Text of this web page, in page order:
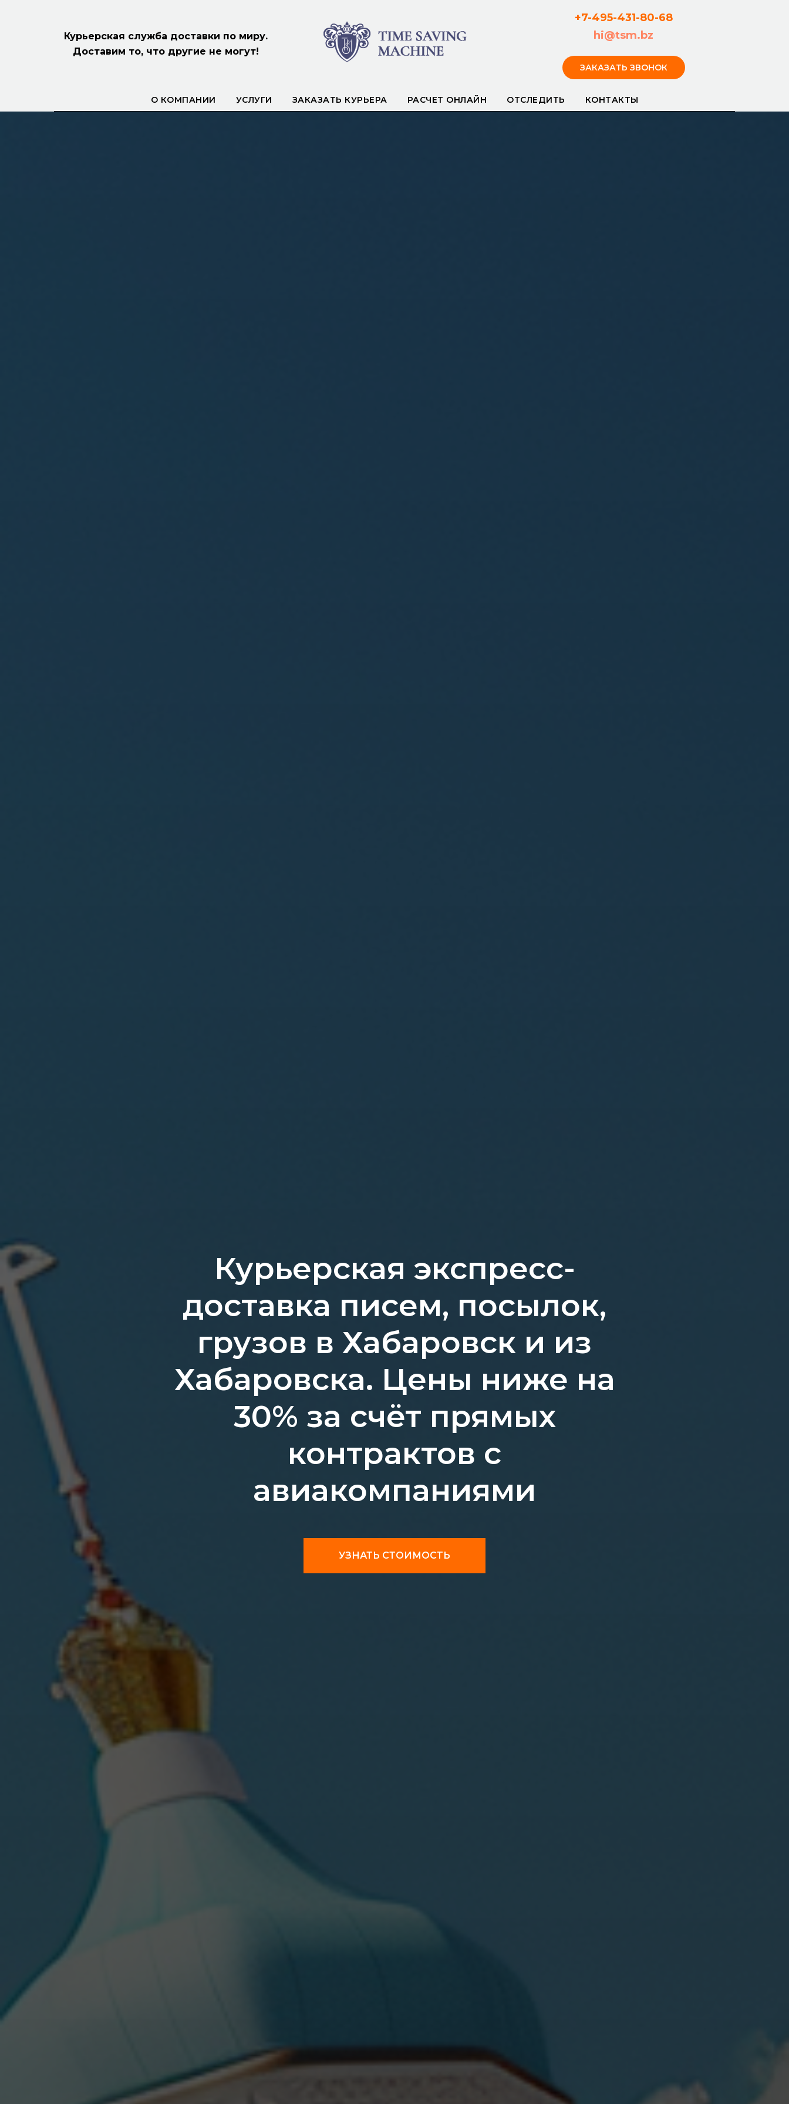
Курьерская служба доставки по миру.
Доставим то, что другие не могут!
+7-495-431-80-68
hi@tsm.bz
ЗАКАЗАТЬ ЗВОНОК
О КОМПАНИИ УСЛУГИ ЗАКАЗАТЬ КУРЬЕРА РАСЧЕТ ОНЛАЙН ОТСЛЕДИТЬ КОНТАКТЫ
Курьерская экспресс-
доставка писем, посылок,
грузов в Хабаровск и из
Хабаровска. Цены ниже на
30% за счёт прямых
контрактов с
авиакомпаниями
УЗНАТЬ СТОИМОСТЬ